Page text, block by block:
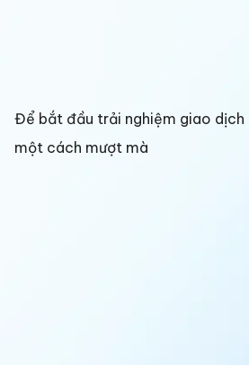
Để bắt đầu trải nghiệm giao dịch
một cách mượt mà